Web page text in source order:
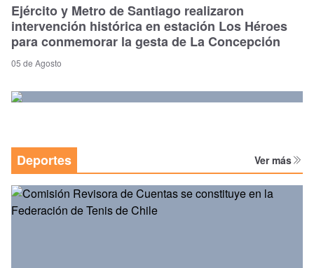
Ejército y Metro de Santiago realizaron
intervención histórica en estación Los Héroes
para conmemorar la gesta de La Concepción
05 de Agosto
Deportes Ver más